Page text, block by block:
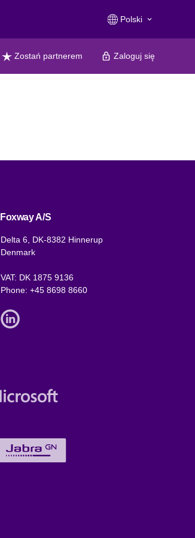
Polski keyboard_arrow_down
Zostań partnerem Zaloguj się
Foxway A/S
Delta 6, DK-8382 Hinnerup
Denmark
VAT: DK 1875 9136
Phone: +45 8698 8660